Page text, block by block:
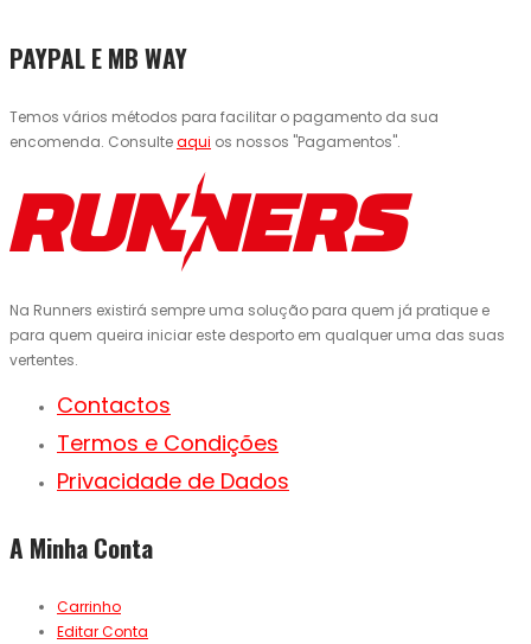
PAYPAL E MB WAY
Temos vários métodos para facilitar o pagamento da sua
encomenda. Consulteaqui os nossos "Pagamentos".
Na Runners existirá sempre uma solução para quem já pratique e
para quem queira iniciar este desporto em qualquer uma das suas
vertentes.
Contactos
Termos e Condições
Privacidade de Dados
A Minha Conta
Carrinho
Editar Conta